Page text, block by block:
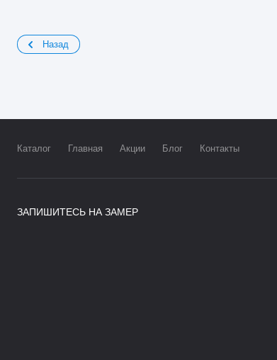
Назад
Каталог Главная Акции Блог Контакты
ЗАПИШИТЕСЬ НА ЗАМЕР